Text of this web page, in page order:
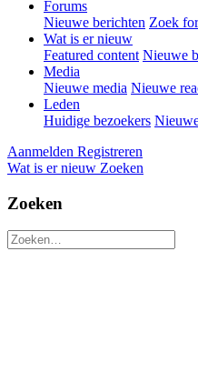
Forums
Nieuwe berichten Zoek
Wat is er nieuw
Featured content Nieuwe
Media
Nieuwe media Nieuwe
Leden
Huidige bezoekers
Aanmelden Registreren
Wat is er nieuw Zoeken
Zoeken